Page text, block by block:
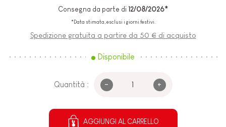
Consegna da parte di 12/08/2026*
*Data stimata, esclusi i giorni festivi.
Spedizione gratuita a partire da 50 € di acquisto
Disponibile
Quantità : - +
AGGIUNGI AL CARRELLO